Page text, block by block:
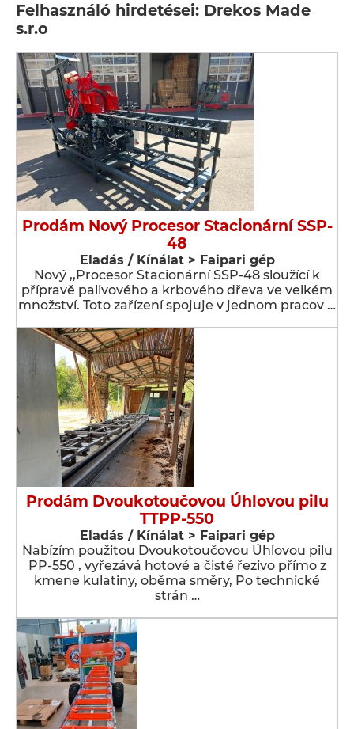
Felhasználó hirdetései: Drekos Made
s.r.o
Prodám Nový Procesor Stacionární SSP-
48
Eladás / Kínálat > Faipari gép
Nový ,,Procesor Stacionární SSP-48 sloužící k
přípravě palivového a krbového dřeva ve velkém
množství. Toto zařízení spojuje v jednom pracov …
Prodám Dvoukotoučovou Úhlovou pilu
TTPP-550
Eladás / Kínálat > Faipari gép
Nabízím použitou Dvoukotoučovou Úhlovou pilu
PP-550 , vyřezává hotové a čisté řezivo přímo z
kmene kulatiny, oběma směry, Po technické
strán …